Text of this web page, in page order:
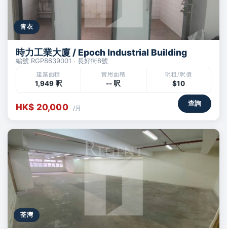
青衣
時力工業大廈 / Epoch Industrial Building
編號 RGP8639001 · 長好街8號
建築面積
1,949 呎
實用面積
-- 呎
呎租/呎價
$10
HK$ 20,000 /月
查詢
荃灣